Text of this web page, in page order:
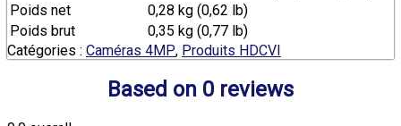
Poids net
0,28 kg (0,62 lb)
Poids brut
0,35 kg (0,77 lb)
Catégories : Caméras 4MP, Produits HDCVI
Based on 0 reviews